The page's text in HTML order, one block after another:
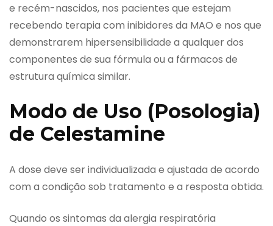
e recém-nascidos, nos pacientes que estejam
recebendo terapia com inibidores da MAO e nos que
demonstrarem hipersensibilidade a qualquer dos
componentes de sua fórmula ou a fármacos de
estrutura química similar.
Modo de Uso (Posologia)
de Celestamine
A dose deve ser individualizada e ajustada de acordo
com a condição sob tratamento e a resposta obtida.
Quando os sintomas da alergia respiratória